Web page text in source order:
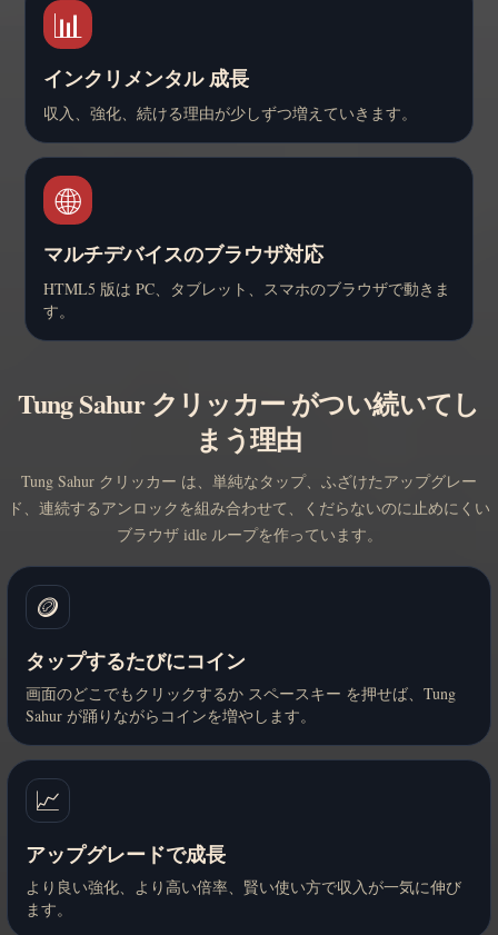
📊
インクリメンタル 成長
収入、強化、続ける理由が少しずつ増えていきます。
🌐
マルチデバイスのブラウザ対応
HTML5 版は PC、タブレット、スマホのブラウザで動きま
す。
Tung Sahur クリッカー がつい続いてし
まう理由
Tung Sahur クリッカー は、単純なタップ、ふざけたアップグレー
ド、連続するアンロックを組み合わせて、くだらないのに止めにくい
ブラウザ idle ループを作っています。
🪙
タップするたびにコイン
画面のどこでもクリックするか スペースキー を押せば、Tung
Sahur が踊りながらコインを増やします。
📈
アップグレードで成長
より良い強化、より高い倍率、賢い使い方で収入が一気に伸び
ます。